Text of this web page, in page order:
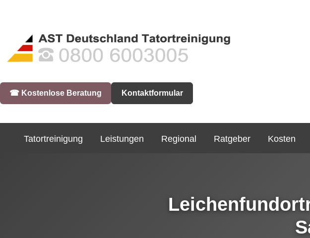
☎︎ Kostenlose Beratung Kontaktformular
Tatortreinigung Leistungen Regional Ratgeber Kosten